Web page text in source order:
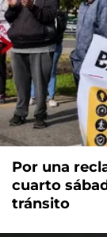
Por una
cuarto
tránsito